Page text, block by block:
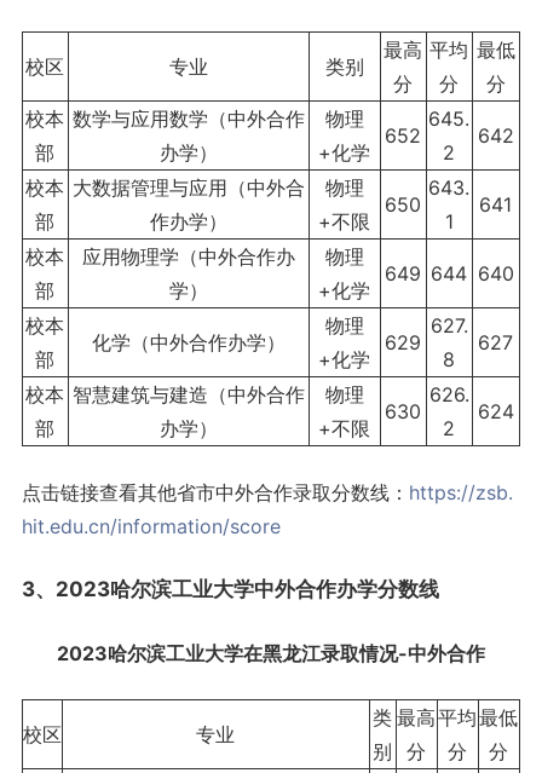
校区 专业 类别
最高
分
平均
分
最低
分
校本
部
数学与应用数学（中外合作
办学）
物理
+化学
652
645.
2
642
校本
部
大数据管理与应用（中外合
作办学）
物理
+不限
650
643.
1
641
校本
部
应用物理学（中外合作办
学）
物理
+化学
649 644 640
校本
部
化学（中外合作办学）
物理
+化学
629
627.
8
627
校本
部
智慧建筑与建造（中外合作
办学）
物理
+不限
630
626.
2
624
点击链接查看其他省市中外合作录取分数线： https://zsb.
hit.edu.cn/information/score
3、2023哈尔滨工业大学中外合作办学分数线
2023哈尔滨工业大学在黑龙江录取情况-中外合作
校区 专业
类
别
最高
分
平均
分
最低
分